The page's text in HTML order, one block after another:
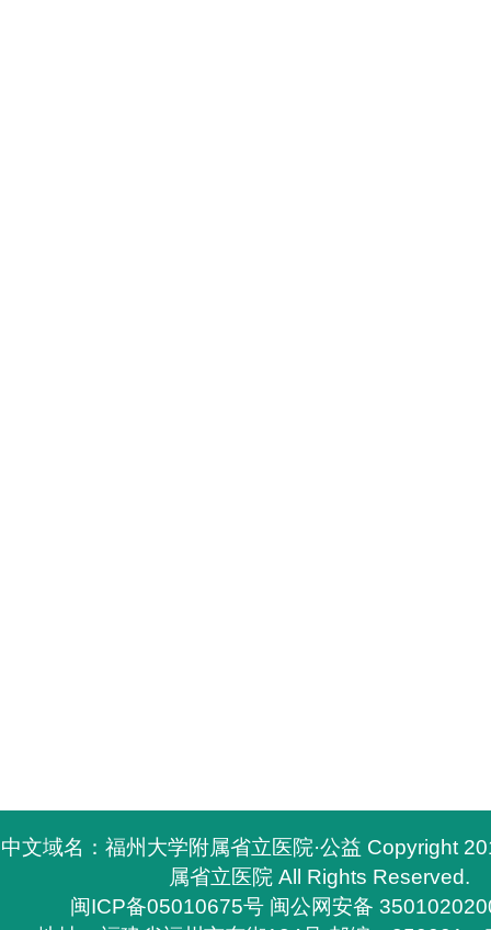
中文域名：福州大学附属省立医院·公益 Copyright
属省立医院 All Rights Reserved.
闽ICP备05010675号 闽公网安备